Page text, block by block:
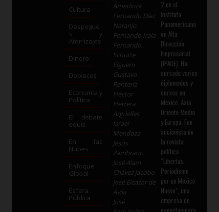
Cultura
Despegue
s y
Aterrizajes
Dinero
Dobleces
Economía y
Política
El debate
equis
En las
Nubes
Enfoque
Global
Esfera
Pública
Amerlinck
Fernando Díaz
Naranjo
Fernando Irala
Fernando
Schutte
Elguero
Gustavo
Rentería
Héctor
Herrera
Argüelles
Israel
Mendoza
Jesús
Zambrano
José Alam
Chávez Jacobo
José Eleazar de
Ávila
José
2 en el
Instituto
Panamericano
en Alta
Dirección
Empresarial
(IPADE). Ha
cursado varios
diplomados y
cursos en
México, Asia,
Oriente Medio
y Europa. Fue
accionista de
la revista
política
“Libertas,
Periodismo
por un México
Nuevo”, una
empresa de